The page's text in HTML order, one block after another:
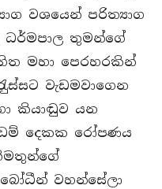
වශයෙන් පරිත්‍යාග
ධර්මපාල තුමන්ගේ
මහා පෙරහරකින්
වැඩමවාගෙන
කියාඬුව යන
දෙකක රෝපණය
වහන්සේලා